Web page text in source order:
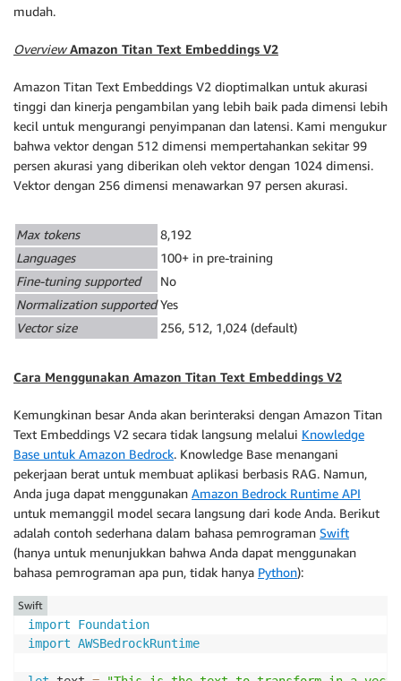
mudah.
OverviewAmazon Titan Text Embeddings V2
Amazon Titan Text Embeddings V2 dioptimalkan untuk akurasi
tinggi dan kinerja pengambilan yang lebih baik pada dimensi lebih
kecil untuk mengurangi penyimpanan dan latensi. Kami mengukur
bahwa vektor dengan 512 dimensi mempertahankan sekitar 99
persen akurasi yang diberikan oleh vektor dengan 1024 dimensi.
Vektor dengan 256 dimensi menawarkan 97 persen akurasi.
Max tokens
8,192
Languages
100+ in pre-training
Fine-tuning supported
No
Normalization supported Yes
Vector size
256, 512, 1,024 (default)
Cara Menggunakan Amazon Titan Text Embeddings V2
Kemungkinan besar Anda akan berinteraksi dengan Amazon Titan
Text Embeddings V2 secara tidak langsung melalui Knowledge
Base untuk Amazon Bedrock. Knowledge Base menangani
pekerjaan berat untuk membuat aplikasi berbasis RAG. Namun,
Anda juga dapat menggunakan Amazon Bedrock Runtime API
untuk memanggil model secara langsung dari kode Anda. Berikut
adalah contoh sederhana dalam bahasa pemrograman Swift
(hanya untuk menunjukkan bahwa Anda dapat menggunakan
bahasa pemrograman apa pun, tidak hanya Python):
import
Foundation
import AWSBedrockRuntime
Swift